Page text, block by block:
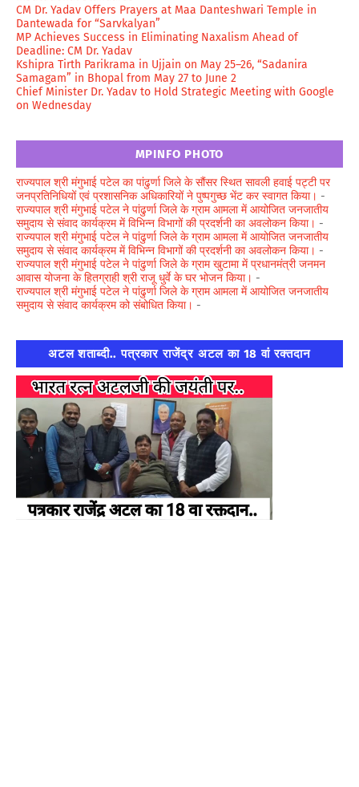
CM Dr. Yadav Offers Prayers at Maa Danteshwari Temple in
Dantewada for “Sarvkalyan”
MP Achieves Success in Eliminating Naxalism Ahead of
Deadline: CM Dr. Yadav
Kshipra Tirth Parikrama in Ujjain on May 25–26, “Sadanira
Samagam” in Bhopal from May 27 to June 2
Chief Minister Dr. Yadav to Hold Strategic Meeting with Google
on Wednesday
MPINFO PHOTO
राज्यपाल श्री मंगुभाई पटेल का पांढुर्णा जिले के सौंसर स्थित सावली हवाई पट्टी पर
जनप्रतिनिधियों एवं प्रशासनिक अधिकारियों ने पुष्पगुच्छ भेंट कर स्वागत किया। -
राज्यपाल श्री मंगुभाई पटेल ने पांढुर्णा जिले के ग्राम आमला में आयोजित जनजातीय
समुदाय से संवाद कार्यक्रम में विभिन्न विभागों की प्रदर्शनी का अवलोकन किया। -
राज्यपाल श्री मंगुभाई पटेल ने पांढुर्णा जिले के ग्राम आमला में आयोजित जनजातीय
समुदाय से संवाद कार्यक्रम में विभिन्न विभागों की प्रदर्शनी का अवलोकन किया। -
राज्यपाल श्री मंगुभाई पटेल ने पांढुर्णा जिले के ग्राम खुटामा में प्रधानमंत्री जनमन
आवास योजना के हितग्राही श्री राजू धुर्वे के घर भोजन किया। -
राज्यपाल श्री मंगुभाई पटेल ने पांढुर्णा जिले के ग्राम आमला में आयोजित जनजातीय
समुदाय से संवाद कार्यक्रम को संबोधित किया। -
अटल शताब्दी.. पत्रकार राजेंद्र अटल का 18 वां रक्तदान